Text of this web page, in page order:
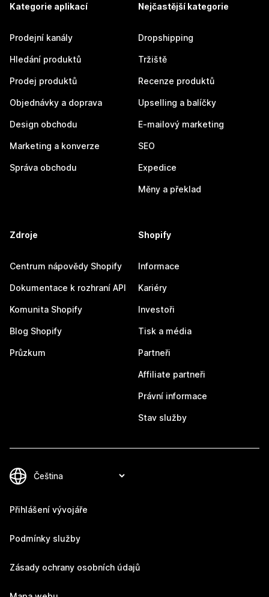
Kategorie aplikací
Prodejní kanály
Hledání produktů
Prodej produktů
Objednávky a doprava
Design obchodu
Marketing a konverze
Správa obchodu
Nejčastější kategorie
Dropshipping
Tržiště
Recenze produktů
Upselling a balíčky
E-mailový marketing
SEO
Expedice
Měny a překlad
Zdroje
Centrum nápovědy Shopify
Dokumentace k rozhraní API
Komunita Shopify
Blog Shopify
Průzkum
Shopify
Informace
Kariéry
Investoři
Tisk a média
Partneři
Affiliate partneři
Právní informace
Stav služby
Přihlášení vývojáře
Podmínky služby
Zásady ochrany osobních údajů